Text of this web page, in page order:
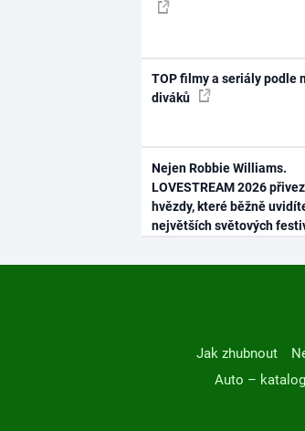
TOP filmy a seriály podle
diváků
Nejen Robbie Williams.
LOVESTREAM 2026
hvězdy, které běžně
největších světových
Jak zhubnout
Auto – katalog